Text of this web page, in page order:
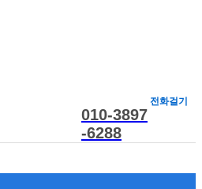
전화걸기
010-3897
-6288